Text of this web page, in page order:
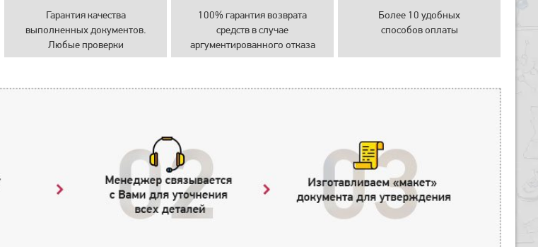
Гарантия качества
выполненных документов.
Любые проверки
100% гарантия возврата
средств в случае
аргументированного отказа
Более 10 удобных
способов оплаты